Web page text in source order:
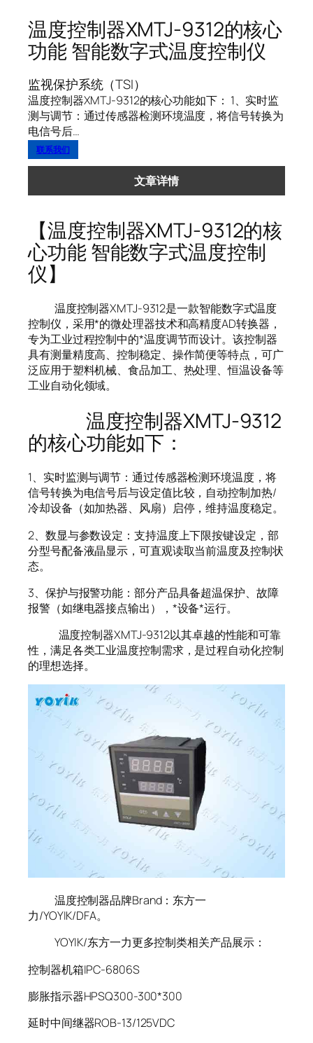
温度控制器XMTJ-9312的核心
功能 智能数字式温度控制仪
监视保护系统（TSI）
温度控制器XMTJ-9312的核心功能如下： 1、实时监
测与调节：通过传感器检测环境温度，将信号转换为
电信号后…
联系我们
文章详情
【温度控制器XMTJ-9312的核
心功能 智能数字式温度控制
仪】
温度控制器XMTJ-9312是一款智能数字式温度
控制仪，采用*的微处理器技术和高精度AD转换器，
专为工业过程控制中的*温度调节而设计。该控制器
具有测量精度高、控制稳定、操作简便等特点，可广
泛应用于塑料机械、食品加工、热处理、恒温设备等
工业自动化领域。
温度控制器XMTJ-9312
的核心功能如下：
1、实时监测与调节：通过传感器检测环境温度，将
信号转换为电信号后与设定值比较，自动控制加热/
冷却设备（如加热器、风扇）启停，维持温度稳定。
2、数显与参数设定：支持温度上下限按键设定，部
分型号配备液晶显示，可直观读取当前温度及控制状
态。
3、保护与报警功能：部分产品具备超温保护、故障
报警（如继电器接点输出），*设备*运行。
温度控制器XMTJ-9312以其卓越的性能和可靠
性，满足各类工业温度控制需求，是过程自动化控制
的理想选择。
温度控制器品牌Brand：东方一
力/YOYIK/DFA。
YOYIK/东方一力更多控制类相关产品展示：
控制器机箱IPC-6806S
膨胀指示器HPSQ300-300*300
延时中间继器ROB-13/125VDC